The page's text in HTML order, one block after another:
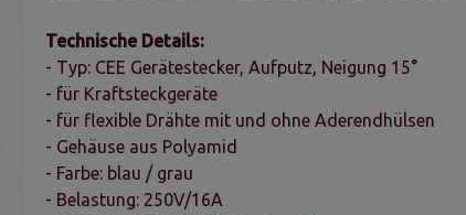
Technische Details:
- Typ: CEE Gerätestecker, Aufputz, Neigung 15°
- für Kraftsteckgeräte
- für flexible Drähte mit und ohne Aderendhülsen
- Gehäuse aus Polyamid
- Farbe: blau / grau
- Belastung: 250V/16A